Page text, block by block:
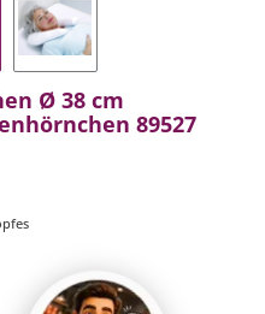
Ø 38 cm
89527